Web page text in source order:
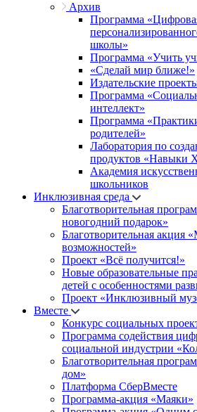
Архив
Программа
школы»
Программа «Учить
«Сделай мир ближе!»
Издательские
Программа
интеллект»
Программа
родителей»
Лаборатория по
продуктов «Навыки
Академия
школьников
Инклюзивная среда
Благотворительная
новогодний подарок»
Благотворительная акция
возможностей»
Проект «Всё получится!»
Новые образовательные
детей с особенностями
Проект «Инклюзивный
Вместе
Конкурс социальных
Программа содействия
социальной индустрии
Благотворительная
дом»
Платформа СберВместе
Программа-акция «Маяки»